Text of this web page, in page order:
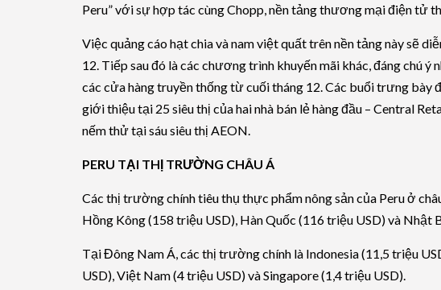
Peru” với sự hợp tác cùng Chopp, nền tảng thương mại điện tử
Việc quảng cáo hạt chia và nam việt quất trên nền tảng này sẽ
12. Tiếp sau đó là các chương trình khuyến mãi khác, đáng chú
các cửa hàng truyền thống từ cuối tháng 12. Các buổi trưng bày
giới thiệu tại 25 siêu thị của hai nhà bán lẻ hàng đầu – Central
nếm thử tại sáu siêu thị AEON.
PERU TẠI THỊ TRƯỜNG CHÂU Á
Các thị trường chính tiêu thụ thực phẩm nông sản của Peru ở
Hồng Kông (158 triệu USD), Hàn Quốc (116 triệu USD) và Nhật
Tại Đông Nam Á, các thị trường chính là Indonesia (11,5 triệu
USD), Việt Nam (4 triệu USD) và Singapore (1,4 triệu USD).